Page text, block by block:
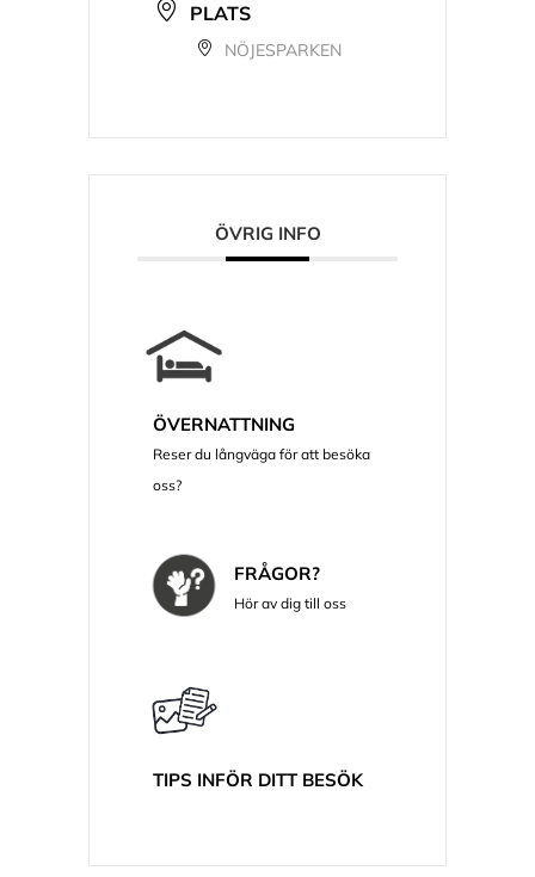
PLATS
NÖJESPARKEN
ÖVRIG INFO
ÖVERNATTNING
Reser du långväga för att besöka
oss?
FRÅGOR?
Hör av dig till oss
TIPS INFÖR DITT BESÖK